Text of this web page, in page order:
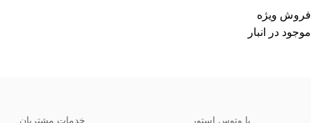
فروش ویژه
موجود در انبار
با وتوس استور خدمات مشتریان